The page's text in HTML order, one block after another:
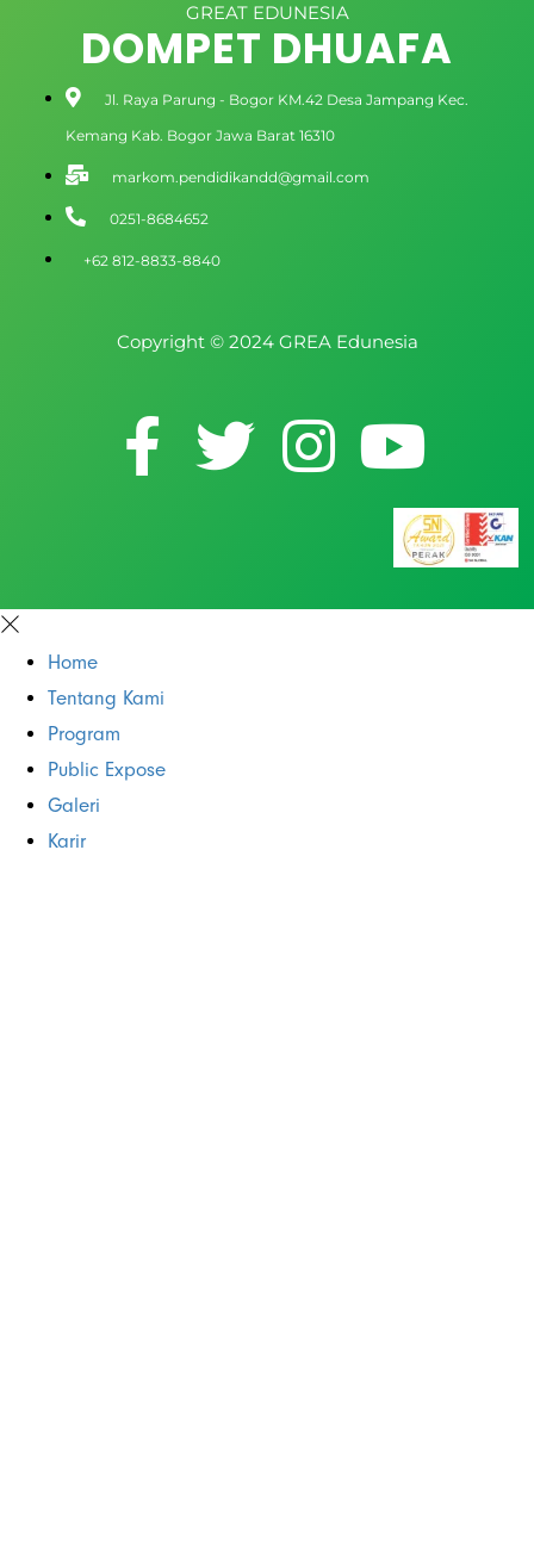
GREAT EDUNESIA
DOMPET DHUAFA
Jl. Raya Parung - Bogor KM.42 Desa Jampang Kec.
Kemang Kab. Bogor Jawa Barat 16310
markom.pendidikandd@gmail.com
0251-8684652
+62 812-8833-8840
Copyright © 2024 GREA Edunesia
Home
Tentang Kami
Program
Public Expose
Galeri
Karir